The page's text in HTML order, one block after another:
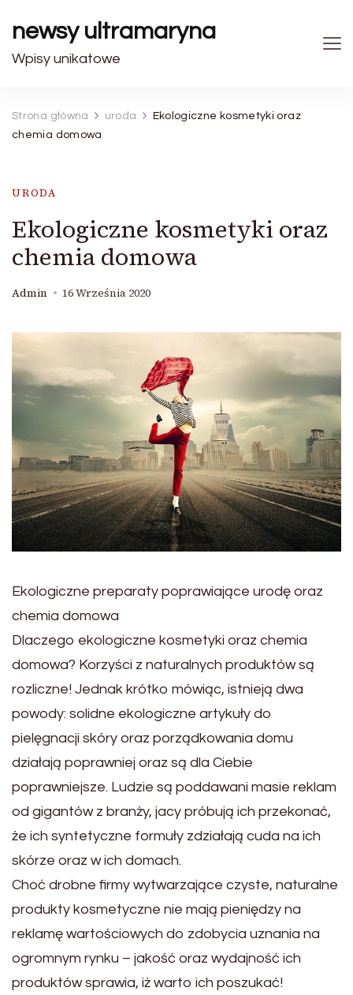
newsy ultramaryna
Wpisy unikatowe
Strona główna uroda
Ekologiczne kosmetyki oraz
chemia domowa
URODA
Ekologiczne kosmetyki oraz
chemia domowa
Admin 16 Września 2020
Ekologiczne preparaty poprawiające urodę oraz
chemia domowa
Dlaczego ekologiczne kosmetyki oraz chemia
domowa? Korzyści z naturalnych produktów są
rozliczne! Jednak krótko mówiąc, istnieją dwa
powody: solidne ekologiczne artykuły do
pielęgnacji skóry oraz porządkowania domu
działają poprawniej oraz są dla Ciebie
poprawniejsze. Ludzie są poddawani masie reklam
od gigantów z branży, jacy próbują ich przekonać,
że ich syntetyczne formuły zdziałają cuda na ich
skórze oraz w ich domach.
Choć drobne firmy wytwarzające czyste, naturalne
produkty kosmetyczne nie mają pieniędzy na
reklamę wartościowych do zdobycia uznania na
ogromnym rynku – jakość oraz wydajność ich
produktów sprawia, iż warto ich poszukać!